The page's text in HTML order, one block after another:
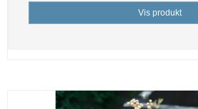
Vis produkt